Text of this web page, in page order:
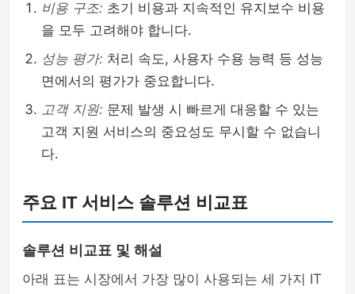
비용 구조: 초기 비용과 지속적인 유지보수 비용
을 모두 고려해야 합니다.
성능 평가: 처리 속도, 사용자 수용 능력 등 성능
면에서의 평가가 중요합니다.
고객 지원: 문제 발생 시 빠르게 대응할 수 있는
고객 지원 서비스의 중요성도 무시할 수 없습니
다.
주요 IT 서비스 솔루션 비교표
솔루션 비교표 및 해설
아래 표는 시장에서 가장 많이 사용되는 세 가지 IT